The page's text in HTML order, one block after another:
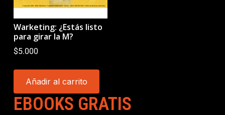
Warketing: ¿Estás listo
para girar la M?
$5.000
Añadir al carrito
EBOOKS GRATIS